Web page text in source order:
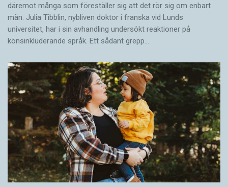
där­emot många som föreställer sig att det rör sig om enbart
män. Julia Tibblin, nybliven doktor i franska vid Lunds
universitet, har i sin avhandling undersökt reaktioner på
könsinkluderande språk. Ett sådant grepp…